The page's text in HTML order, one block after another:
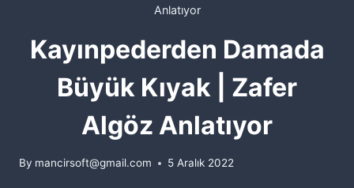
Anlatıyor
Kayınpederden Damada
Büyük Kıyak | Zafer
Algöz Anlatıyor
By mancirsoft@gmail.com 5 Aralık 2022